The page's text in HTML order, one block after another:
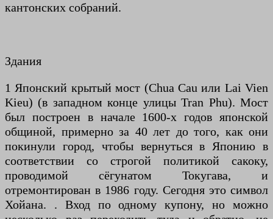
кантонских собраний.
Здания
1 Японский крытый мост (Chua Cau или Lai Vien
Kieu) (в западном конце улицы Tran Phu). Мост
был построен в начале 1600-х годов японской
общиной, примерно за 40 лет до того, как они
покинули город, чтобы вернуться в Японию в
соответствии со строгой политикой сакоку,
проводимой сёгунатом Токугава, и
отремонтирован в 1986 году. Сегодня это символ
Хойана. . Вход по одному купону, но можно